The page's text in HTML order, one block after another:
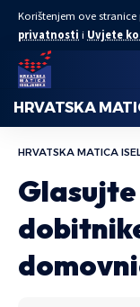
Korištenjem ove
privatnosti i Uvjete
HRVATSKA
HRVATSKA MATICA